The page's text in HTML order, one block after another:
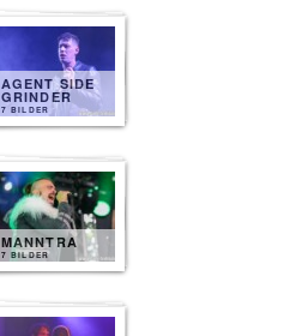
AGENT SIDE
GRINDER
7 BILDER
MANNTRA
7 BILDER